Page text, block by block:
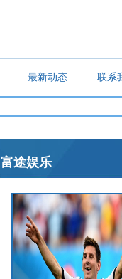
最新动态 联系
富途娱乐